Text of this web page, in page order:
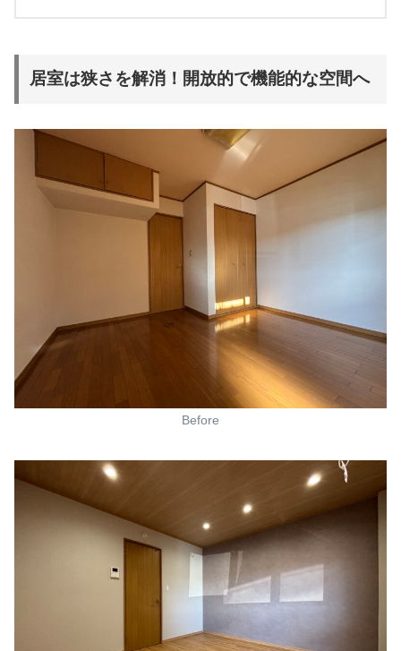
居室は狭さを解消！開放的で機能的な空間へ
Before